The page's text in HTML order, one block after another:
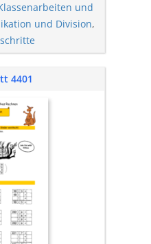
und
und Division,
4401